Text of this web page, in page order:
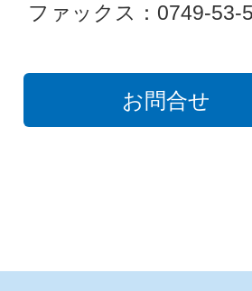
ファックス：0749-53-
お問合せ